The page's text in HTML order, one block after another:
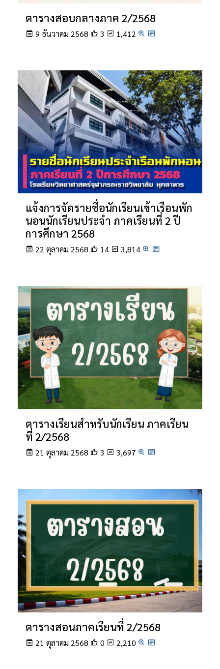
ตารางสอบกลางภาค 2/2568
9 ธันวาคม 2568 3 1,412
แจ้งการจัดรายชื่อนักเรียนเข้าเรือนพัก
นอนนักเรียนประจำ ภาคเรียนที่ 2 ปี
การศึกษา 2568
22 ตุลาคม 2568 14 3,814
ตารางเรียนสำหรับนักเรียน ภาคเรียน
ที่ 2/2568
21 ตุลาคม 2568 3 3,697
ตารางสอนภาคเรียนที่ 2/2568
21 ตุลาคม 2568 0 2,210